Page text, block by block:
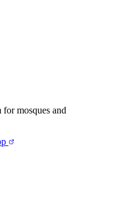
mosques and